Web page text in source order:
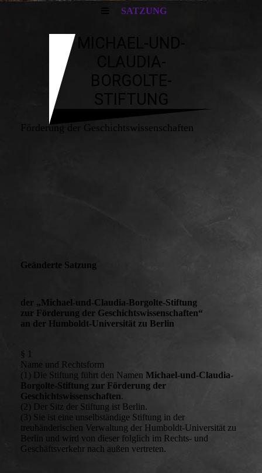
SATZUNG
BORGOLTE-
STIFTUNG
Förderung der Geschichtswissenschaften
Geänderte Satzung
der „Michael-und-Claudia-Borgolte-Stiftung
zur Förderung der Geschichtswissenschaften“
an der Humboldt-Universität zu Berlin
§ 1
Name und Rechtsform
(1) Die Stiftung führt den Namen Michael-und-Claudia-
Borgolte-Stiftung zur Förderung der
Geschichtswissenschaften.
(2) Der Sitz der Stiftung ist Berlin.
(3) Sie ist eine unselbständige Stiftung in der
treuhänderischen Verwaltung der Humboldt-Universität zu
Berlin und wird von dieser folglich im Rechts- und
Geschäftsverkehr nach außen vertreten.